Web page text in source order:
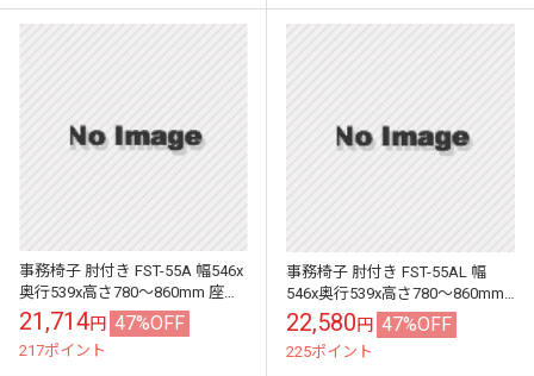
事務椅子 肘付き FST-55A 幅546x
奥行539x高さ780～860mm 座面
高410～490mm 布 肘付 オフィス
チェア...
21,714円 47%OFF
217ポイント
事務椅子 肘付き FST-55AL 幅
546x奥行539x高さ780～860mm
座面高410～490mm ビニールレ
ザー オフィ...
22,580円 47%OFF
225ポイント